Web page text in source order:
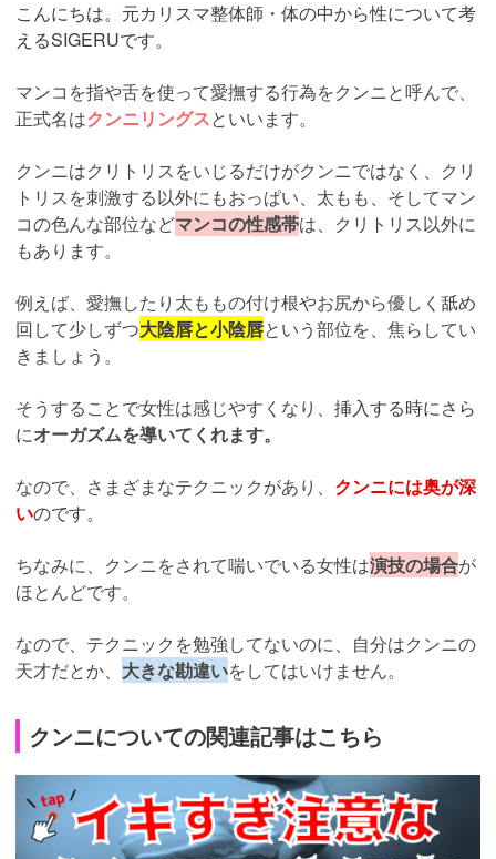
こんにちは。元カリスマ整体師・体の中から性について考
えるSIGERUです。
マンコを指や舌を使って愛撫する行為をクンニと呼んで、
正式名はクンニリングスといいます。
クンニはクリトリスをいじるだけがクンニではなく、クリ
トリスを刺激する以外にもおっぱい、太もも、そしてマン
コの色んな部位などマンコの性感帯は、クリトリス以外に
もあります。
例えば、愛撫したり太ももの付け根やお尻から優しく舐め
回して少しずつ大陰唇と小陰唇という部位を、焦らしてい
きましょう。
そうすることで女性は感じやすくなり、 挿入する時にさら
にオーガズムを導いてくれます。
なので、さまざまなテクニックがあり、 クンニには奥が深
いのです。
ちなみに、クンニをされて喘いでいる女性は演技の場合が
ほとんどです。
なので、テクニックを勉強してないのに、自分はクンニの
天才だとか、 大きな勘違いをしてはいけません。
クンニについての関連記事はこちら
https://trip-
partner.jp/8497